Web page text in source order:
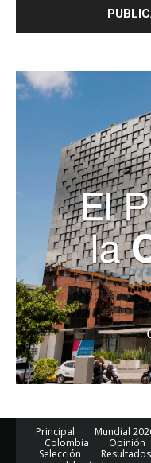
Principal
Mundial
Colombia
Opinión
Selección
Resultados